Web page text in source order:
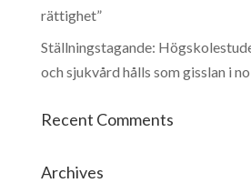
rättighet”
Ställningstagande:
och sjukvård hålls som gisslan i
Recent Comments
Archives